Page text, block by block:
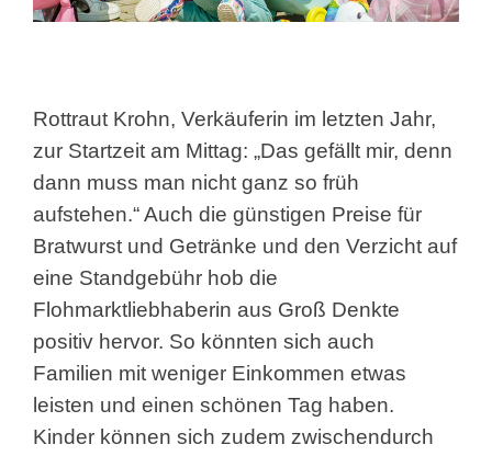
Rottraut Krohn, Verkäuferin im letzten Jahr,
zur Startzeit am Mittag: „Das gefällt mir, denn
dann muss man nicht ganz so früh
aufstehen.“ Auch die günstigen Preise für
Bratwurst und Getränke und den Verzicht auf
eine Standgebühr hob die
Flohmarktliebhaberin aus Groß Denkte
positiv hervor. So könnten sich auch
Familien mit weniger Einkommen etwas
leisten und einen schönen Tag haben.
Kinder können sich zudem zwischendurch